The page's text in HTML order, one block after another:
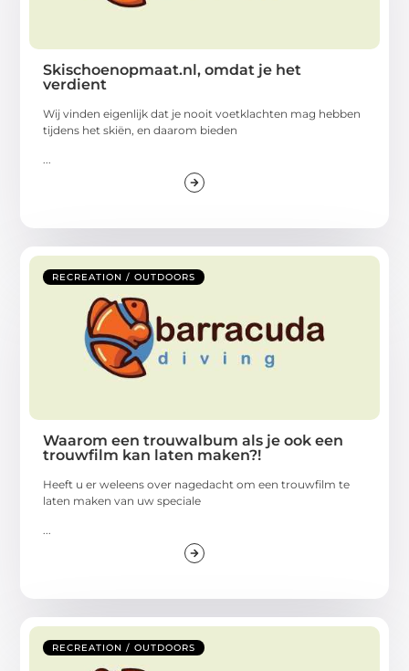
Skischoenopmaat.nl, omdat je het
verdient
Wij vinden eigenlijk dat je nooit voetklachten mag hebben
tijdens het skiën, en daarom bieden
RECREATION / OUTDOORS
Waarom een trouwalbum als je ook een
trouwfilm kan laten maken?!
Heeft u er weleens over nagedacht om een trouwfilm te
laten maken van uw speciale
...
RECREATION / OUTDOORS